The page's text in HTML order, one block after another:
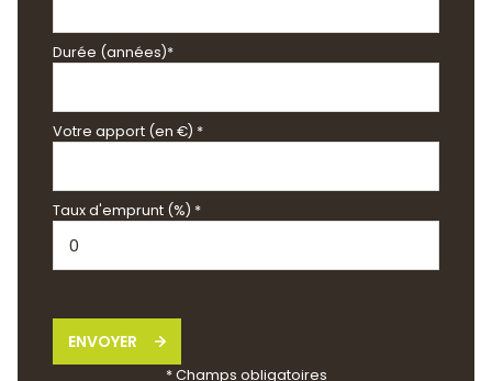
Durée (années)*
Votre apport (en €) *
Taux d'emprunt (%) *
ENVOYER
* Champs obligatoires